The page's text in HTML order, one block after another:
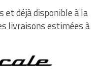
et déjà disponible à la
livraisons estimées à